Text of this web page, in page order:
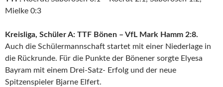
Mielke 0:3
Kreisliga, Schüler A: TTF Bönen – VfL Mark Hamm 2:8.
Auch die Schülermannschaft startet mit einer Niederlage in
die Rückrunde. Für die Punkte der Bönener sorgte Elyesa
Bayram mit einem Drei-Satz- Erfolg und der neue
Spitzenspieler Bjarne Elfert.